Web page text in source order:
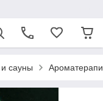
сауны